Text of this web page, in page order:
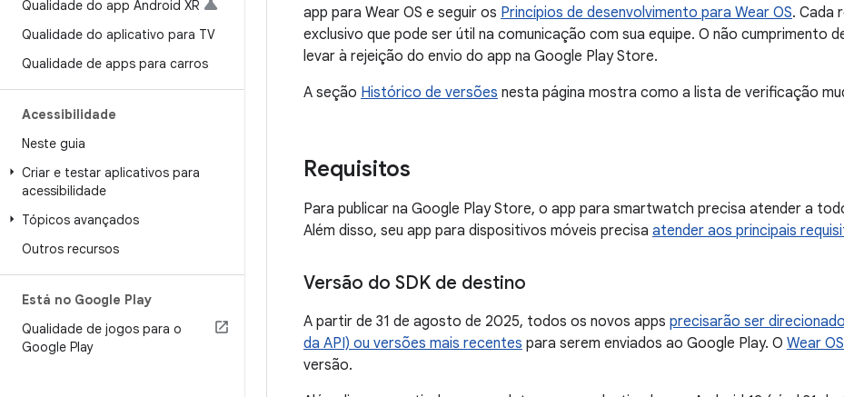
Qualidade do app Android XR
Qualidade do aplicativo para TV
Qualidade de apps para carros
Acessibilidade
Neste guia
Criar e testar aplicativos para
acessibilidade
Tópicos avançados
Outros recursos
Está no Google Play
Qualidade de jogos para o
Google Play
app para Wear OS e seguir os Princípios de desenvolvimento para Wear OS. Cada
exclusivo que pode ser útil na comunicação com sua equipe. O não cumprimento
levar à rejeição do envio do app na Google Play Store.
A seção Histórico de versões nesta página mostra como a lista de verificação
Requisitos
Para publicar na Google Play Store, o app para smartwatch precisa atender a
Além disso, seu app para dispositivos móveis precisa atender aos principais
Versão do SDK de destino
A partir de 31 de agosto de 2025, todos os novos apps precisarão ser
da API) ou versões mais recentes para serem enviados ao Google Play. O Wear
versão.